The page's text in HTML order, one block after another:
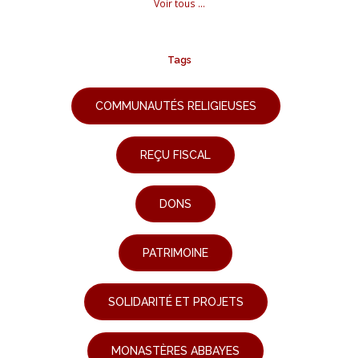
Voir tous ...
Tags
COMMUNAUTÉS RELIGIEUSES
REÇU FISCAL
DONS
PATRIMOINE
SOLIDARITÉ ET PROJETS
MONASTÈRES ABBAYES